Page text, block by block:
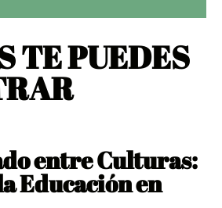
TE PUEDES
entre Culturas:
Educación en